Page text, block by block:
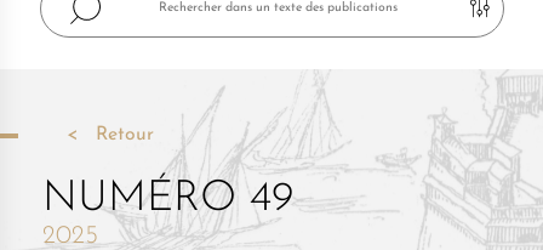
Retour
NUMÉRO 49
2025